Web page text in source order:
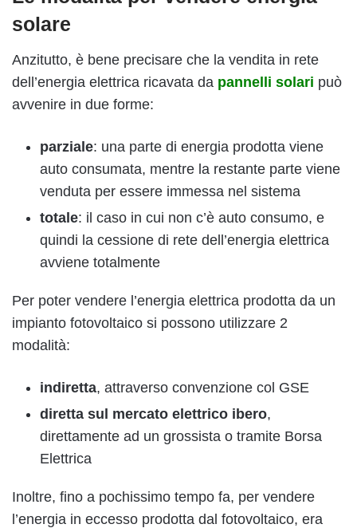
solare
Anzitutto, è bene precisare che la vendita in rete
dell’energia elettrica ricavata da pannelli solari può
avvenire in due forme:
parziale: una parte di energia prodotta viene
auto consumata, mentre la restante parte viene
venduta per essere immessa nel sistema
totale: il caso in cui non c’è auto consumo, e
quindi la cessione di rete dell’energia elettrica
avviene totalmente
Per poter vendere l’energia elettrica prodotta da un
impianto fotovoltaico si possono utilizzare 2
modalità:
indiretta, attraverso convenzione col GSE
diretta sul mercato elettrico ibero,
direttamente ad un grossista o tramite Borsa
Elettrica
Inoltre, fino a pochissimo tempo fa, per vendere
l’energia in eccesso prodotta dal fotovoltaico, era